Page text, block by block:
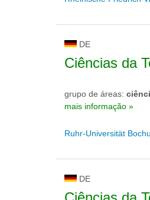
DE
Ciências da
grupo de áreas:
mais informação »
Ruhr-Universität
DE